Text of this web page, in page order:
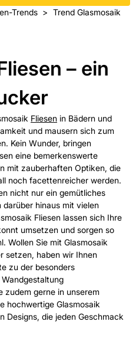
Trends
Trend Glasmosaik
– ein
Fliesen in Bädern und
und mausern sich zum
Kein Wunder, bringen
eine bemerkenswerte
mit zauberhaften Optiken, die
noch facettenreicher werden.
nicht nur ein gemütliches
hinaus mit vielen
Fliesen lassen sich Ihre
umsetzen und sorgen so
Wollen Sie mit Glasmosaik
setzen, haben wir Ihnen
zu der besonders
zudem gerne in unserem
hochwertige Glasmosaik
Designs, die jeden Geschmack